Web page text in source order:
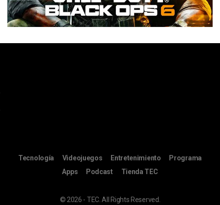
Tecnología Videojuegos Entretenimiento
Programa
Apps
Podcast Tienda TEC
© 2026 - TEC. All Rights Reserved.